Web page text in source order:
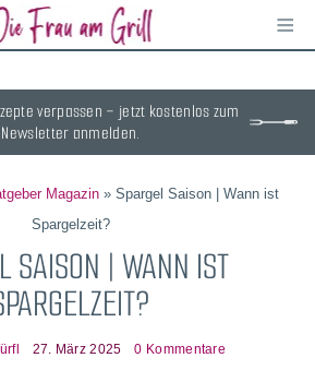
≡
verpassen – jetzt kostenlos zum
Newsletter anmelden.
Magazin » Spargel Saison | Wann ist
Spargelzeit?
SAISON | WANN IST
27. März 2025 0 Kommentare